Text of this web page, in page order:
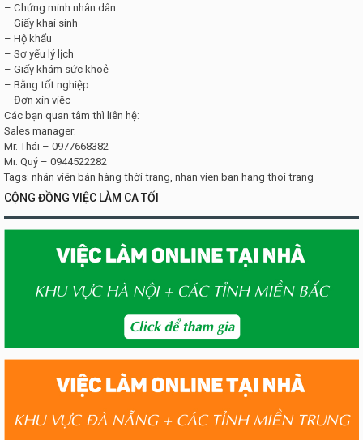
– Chứng minh nhân dân
– Giấy khai sinh
– Hộ khẩu
– Sơ yếu lý lịch
– Giấy khám sức khoẻ
– Bằng tốt nghiệp
– Đơn xin việc
Các bạn quan tâm thì liên hệ:
Sales manager:
Mr. Thái – 0977668382
Mr. Quý – 0944522282
Tags: nhân viên bán hàng thời trang, nhan vien ban hang thoi trang
CỘNG ĐỒNG VIỆC LÀM CA TỐI